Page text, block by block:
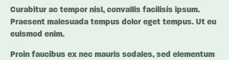
Curabitur ac tempor nisl, convallis facilisis ipsum.
Praesent malesuada tempus dolor eget tempus. Ut eu
euismod enim.
Proin faucibus ex nec mauris sodales, sed elementum